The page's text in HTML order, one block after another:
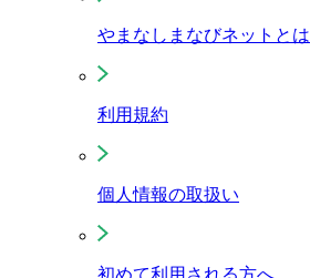
やまなしまなびネットとは
利用規約
個人情報の取扱い
初めて利用される方へ